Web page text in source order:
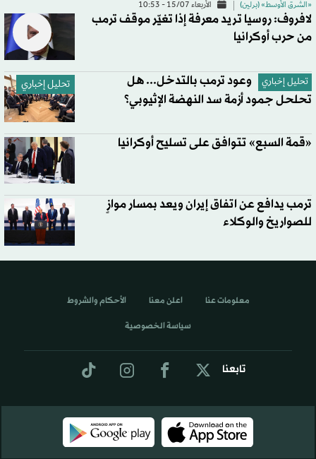
«الشرق الأوسط» (برلين) الأربعاء 15/07 - 10:53
لافروف: روسيا تريد معرفة إذا تغيّر موقف ترمب
من حرب أوكرانيا
تحليل إخباري تحليل إخباري
وعود ترمب بالتدخل... هل
تحلحل جمود أزمة سد النهضة الإثيوبي؟
«قمة السبع» تتوافق على تسليح أوكرانيا
ترمب يدافع عن اتفاق إيران ويعد بمسار موازٍ
للصواريخ والوكلاء
تابعنا
معلومات عنا اعلن معنا الأحكام والشروط
سياسة الخصوصية